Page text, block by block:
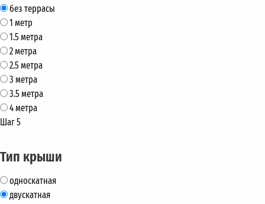
без террасы
1 метр
1.5 метра
2 метра
2.5 метра
3 метра
3.5 метра
4 метра
Шаг 5
Тип крыши
односкатная
двускатная